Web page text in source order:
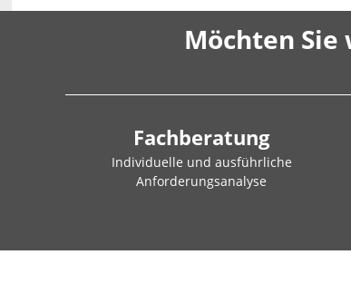
Möchten
Fachberatung
Individuelle und ausführliche
Anforderungsanalyse